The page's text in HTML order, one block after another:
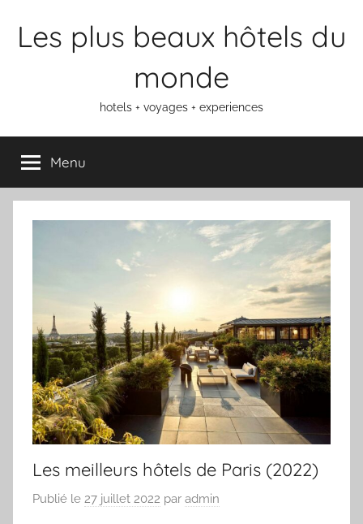
Les plus beaux hôtels du
monde
hotels + voyages + experiences
Menu
Les meilleurs hôtels de Paris (2022)
Publié le 27 juillet 2022 par admin